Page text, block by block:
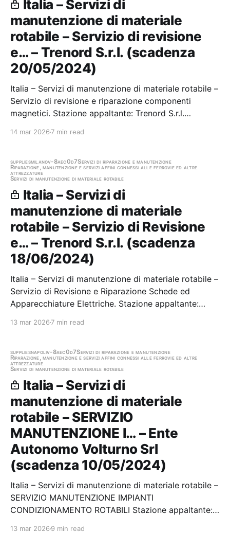
Italia – Servizi di
manutenzione di materiale
rotabile – Servizio di revisione
e… – Trenord S.r.l. (scadenza
20/05/2024)
Italia – Servizi di manutenzione di materiale rotabile –
Servizio di revisione e riparazione componenti
magnetici. Stazione appaltante: Trenord S.r.l.
14 mar 2026 7 min read
suppliesmilanov-8aec0d7Servizi di riparazione e manutenzione
Riparazione, manutenzione e servizi affini connessi alle ferrovie ed altre
attrezzature
Servizi di manutenzione di materiale rotabile
Italia – Servizi di
manutenzione di materiale
rotabile – Servizio di Revisione
e… – Trenord S.r.l. (scadenza
18/06/2024)
Italia – Servizi di manutenzione di materiale rotabile –
Servizio di Revisione e Riparazione Schede ed
Apparecchiature Elettriche. Stazione appaltante:
13 mar 2026 7 min read
suppliesnapoliv-8aec0d7Servizi di riparazione e manutenzione
Riparazione, manutenzione e servizi affini connessi alle ferrovie ed altre
attrezzature
Servizi di manutenzione di materiale rotabile
Italia – Servizi di
manutenzione di materiale
rotabile – SERVIZIO
MANUTENZIONE I… – Ente
Autonomo Volturno Srl
(scadenza 10/05/2024)
Italia – Servizi di manutenzione di materiale rotabile –
SERVIZIO MANUTENZIONE IMPIANTI
CONDIZIONAMENTO ROTABILI Stazione appaltante:
13 mar 2026 9 min read